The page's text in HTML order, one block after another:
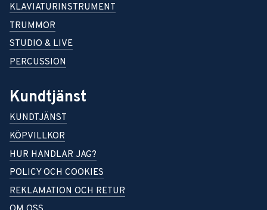
KLAVIATURINSTRUMENT
TRUMMOR
STUDIO & LIVE
PERCUSSION
Kundtjänst
KUNDTJÄNST
KÖPVILLKOR
HUR HANDLAR JAG?
POLICY OCH COOKIES
REKLAMATION OCH RETUR